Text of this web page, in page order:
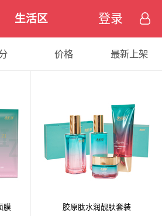
生活区 登录
价格 最新上架
膜 胶原肽水润靓肤套装